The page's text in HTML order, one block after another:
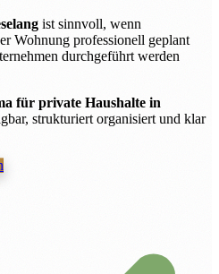
ist sinnvoll, wenn
Wohnung professionell geplant
durchgeführt werden
für private Haushalte in
strukturiert organisiert und klar